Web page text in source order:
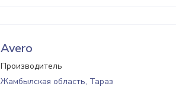
Avero
Производитель
Жамбылская область, Тараз